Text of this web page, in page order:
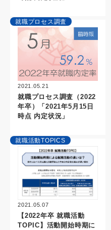
就職プロセス調査
2021.05.21
就職プロセス調査（2022
年卒）「2021年5月15日
時点 内定状況」
就職活動TOPICS
2021.05.07
【2022年卒 就職活動
TOPIC】活動開始時期に